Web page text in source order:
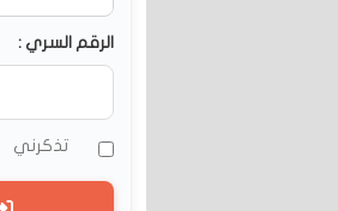
الرقم السري :
تذكرني